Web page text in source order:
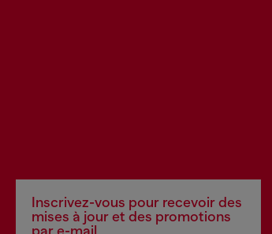
Inscrivez-vous pour recevoir des
mises à jour et des promotions
par e-mail